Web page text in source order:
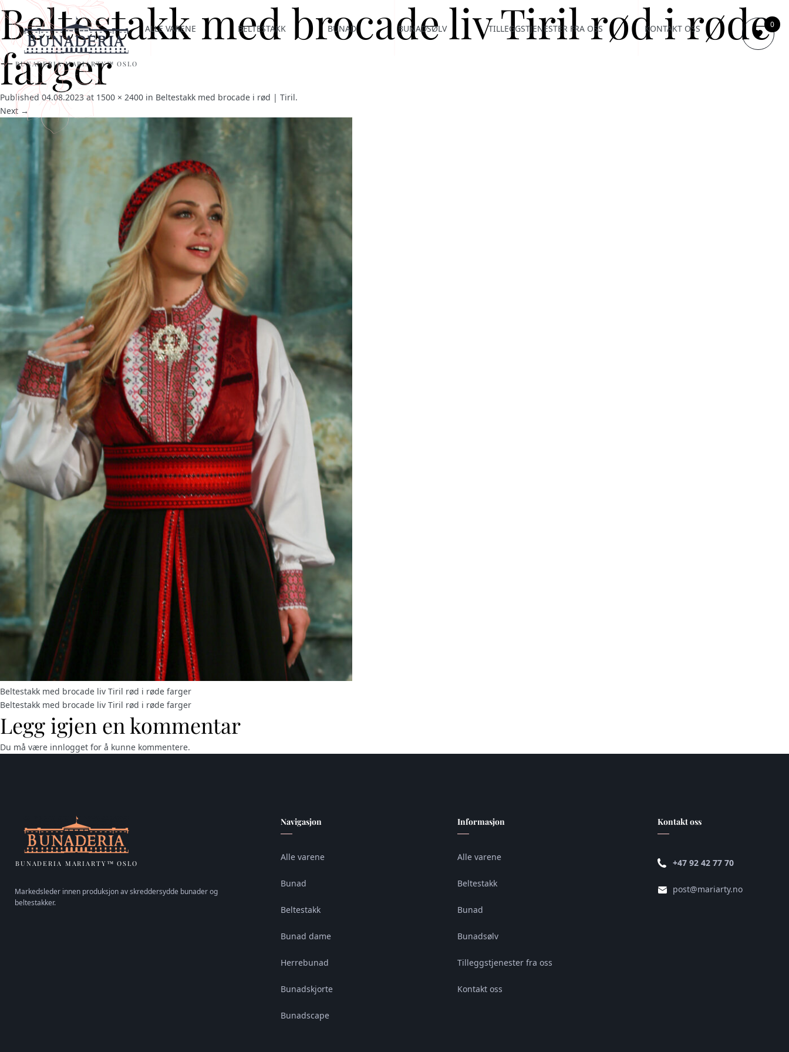
BUNADERIA MARIARTY™ OSLO
ALLE VARENE BELTESTAKK BUNAD BUNADSØLV TILLEGGSTJENESTER FRA OSS KONTAKT OSS 0
Beltestakk med brocade liv Tiril rød i røde
farger
Published04.08.2023at 1500 × 2400 in Beltestakk med brocade i rød | Tiril.
Next →
Beltestakk med brocade liv Tiril rød i røde farger
Beltestakk med brocade liv Tiril rød i røde farger
Legg igjen en kommentar
Du må være innlogget for å kunne kommentere.
BUNADERIA MARIARTY™ OSLO
Markedsleder innen produksjon av skreddersydde bunader og
beltestakker.
Navigasjon
Alle varene
Bunad
Beltestakk
Bunad dame
Herrebunad
Bunadskjorte
Bunadscape
Informasjon
Alle varene
Beltestakk
Bunad
Bunadsølv
Tilleggstjenester fra oss
Kontakt oss
Kontakt oss
+47 92 42 77 70
post@mariarty.no